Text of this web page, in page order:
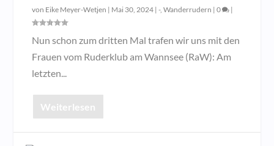
von Eike Meyer-Wetjen | Mai 30, 2024 |-,Wanderrudern |0 |
Nun schon zum dritten Mal trafen wir uns mit den
Frauen vom Ruderklub am Wannsee (RaW): Am
letzten...
Weiterlesen